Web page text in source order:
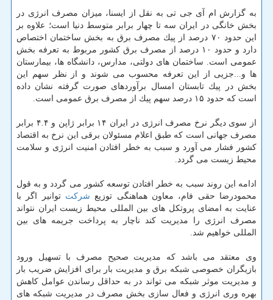
به گزارش ام آی جی تی به نقل از ایسنا، میزان مصرف انرژی در
بخش خانگی در ایران سه تا چهار برابر متوسط دنیا است؛ علاوه بر
این حدود ۷۰ درصد از پیك مصرف برق به بخش ساختمان اختصاص
دارد و حدود ۱۰ درصد از مصرف برق كشور مربوط به تعرفه بخش
عمومی است. ساختمان های دولتی، مدارس، دانشگاه ها، بیمارستان
ها و...جزیی از این تعرفه محسوب می شوند و از نظر سهم این
بخش در پیك تابستان امسال برآوردهای صورت گرفته نشان داده
است كه حدود ۱۵ درصد سهم پیك از مصرف برق عمومی است.
از سوی دیگر نرخ مصرف انرژی در ایران ۱۴ برابر ژاپن و ۴.۴ برابر
مصرف جهانی است كه طبق اعلام مسئولان برقی این نرخ به اقتصاد
كشور فشار می آورد و سبب به خطر افتادن امنیت انرژی و سلامت
محیط زیست می گردد.
ادامه این روند سبب به خطر افتادن توسعه كشور می گردد و به قول
محمودرضا حقی فام، معاون هماهنگی توزیع شركت توانیر اگر با
عنایت به امضای پروتكل های بین المللی محیط زیست ایران نتواند
مصرف انرژی را مدیریت كند ناچار به پرداخت جریمه های بین
المللی خواهیم شد.
وی معتقد می باشد كه مدیریت صحیح مصرف با تسهیل ورود
بازیگران خصوصی شبكه برق و مدیریت بار برای افزایش ضریب بار
و مدیریت موثر شبكه می تواند در به حداقل رساندن عوامل كاهش
بهره وری انرژی و فعال سازی بخش مصرف در مدیریت شبكه های